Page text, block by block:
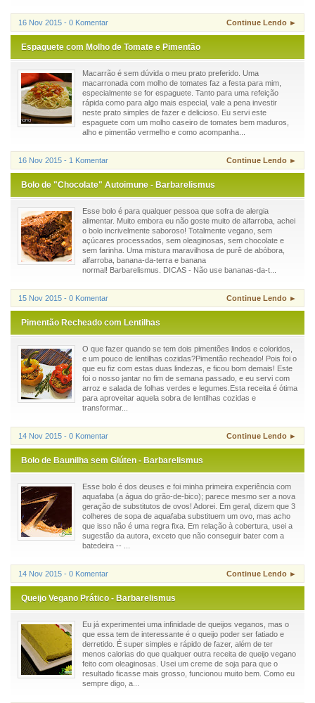
16 Nov 2015 - 0 Komentar Continue Lendo ►
Espaguete com Molho de Tomate e Pimentão
Macarrão é sem dúvida o meu prato preferido. Uma
macarronada com molho de tomates faz a festa para mim,
especialmente se for espaguete. Tanto para uma refeição
rápida como para algo mais especial, vale a pena investir
neste prato simples de fazer e delicioso. Eu servi este
espaguete com um molho caseiro de tomates bem maduros,
alho e pimentão vermelho e como acompanha...
16 Nov 2015 - 1 Komentar Continue Lendo ►
Bolo de "Chocolate" Autoimune - Barbarelismus
Esse bolo é para qualquer pessoa que sofra de alergia
alimentar. Muito embora eu não goste muito de alfarroba, achei
o bolo incrivelmente saboroso! Totalmente vegano, sem
açúcares processados, sem oleaginosas, sem chocolate e
sem farinha. Uma mistura maravilhosa de purê de abóbora,
alfarroba, banana-da-terra e banana
normal! Barbarelismus. DICAS - Não use bananas-da-t...
15 Nov 2015 - 0 Komentar Continue Lendo ►
Pimentão Recheado com Lentilhas
O que fazer quando se tem dois pimentões lindos e coloridos,
e um pouco de lentilhas cozidas?Pimentão recheado! Pois foi o
que eu fiz com estas duas lindezas, e ficou bom demais! Este
foi o nosso jantar no fim de semana passado, e eu servi com
arroz e salada de folhas verdes e legumes.Esta receita é ótima
para aproveitar aquela sobra de lentilhas cozidas e
transformar...
14 Nov 2015 - 0 Komentar Continue Lendo ►
Bolo de Baunilha sem Glúten - Barbarelismus
Esse bolo é dos deuses e foi minha primeira experiência com
aquafaba (a água do grão-de-bico); parece mesmo ser a nova
geração de substitutos de ovos! Adorei. Em geral, dizem que 3
colheres de sopa de aquafaba substituem um ovo, mas acho
que isso não é uma regra fixa. Em relação à cobertura, usei a
sugestão da autora, exceto que não conseguir bater com a
batedeira -- ...
14 Nov 2015 - 0 Komentar Continue Lendo ►
Queijo Vegano Prático - Barbarelismus
Eu já experimentei uma infinidade de queijos veganos, mas o
que essa tem de interessante é o queijo poder ser fatiado e
derretido. É super simples e rápido de fazer, além de ter
menos calorias do que qualquer outra receita de queijo vegano
feito com oleaginosas. Usei um creme de soja para que o
resultado ficasse mais grosso, funcionou muito bem. Como eu
sempre digo, a...